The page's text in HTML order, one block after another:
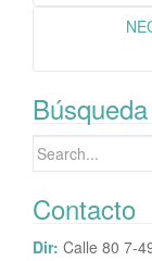
Búsqueda
Search
Contacto
Dir: Calle 80 7-